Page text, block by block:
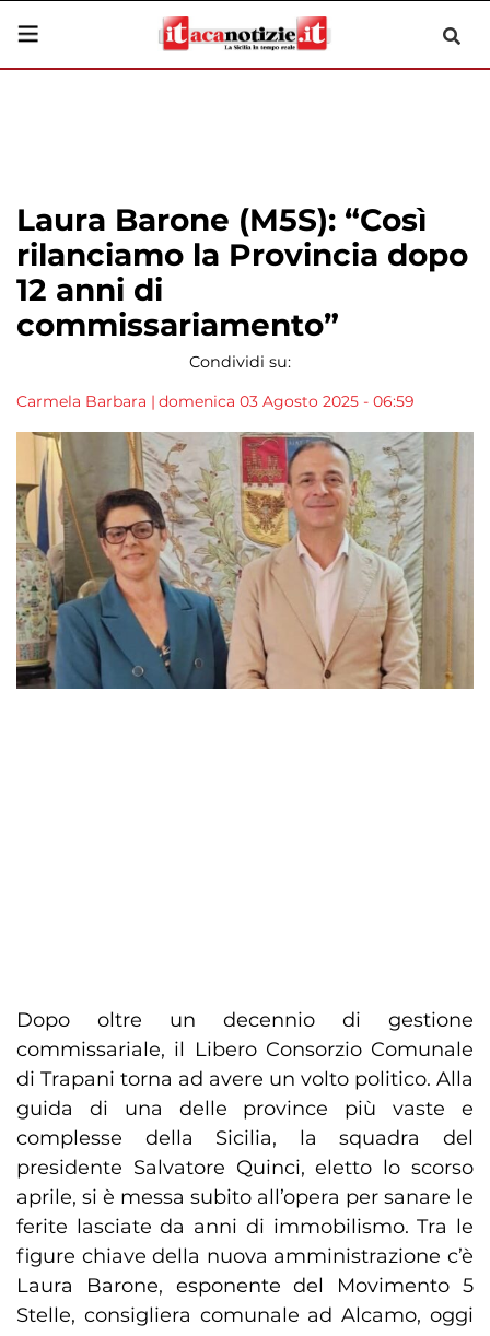
Laura Barone (M5S): “Così
rilanciamo la Provincia dopo
12 anni di
commissariamento”
Condividi su:
Carmela Barbara | domenica 03 Agosto 2025 - 06:59
Dopo oltre un decennio di gestione
commissariale, il Libero Consorzio Comunale
di Trapani torna ad avere un volto politico. Alla
guida di una delle province più vaste e
complesse della Sicilia, la squadra del
presidente Salvatore Quinci, eletto lo scorso
aprile, si è messa subito all’opera per sanare le
ferite lasciate da anni di immobilismo. Tra le
figure chiave della nuova amministrazione c’è
Laura Barone, esponente del Movimento 5
Stelle, consigliera comunale ad Alcamo, oggi